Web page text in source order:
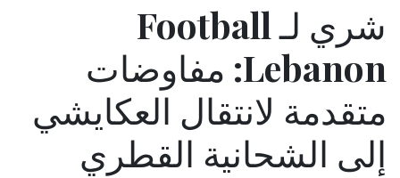
شري لـ Football
Lebanon: مفاوضات
متقدمة لانتقال العكايشي
إلى الشحانية القطري